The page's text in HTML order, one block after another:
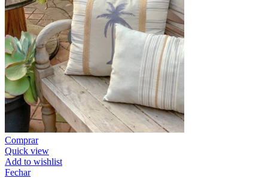
Comprar
Quick view
Add to wishlist
Fechar